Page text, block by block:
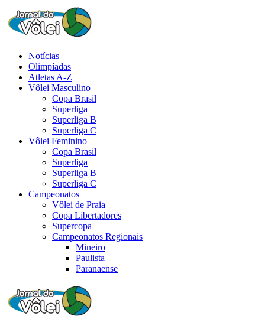
Notícias
Olimpíadas
Atletas A-Z
Vôlei Masculino
Copa Brasil
Superliga
Superliga B
Superliga C
Vôlei Feminino
Copa Brasil
Superliga
Superliga B
Superliga C
Campeonatos
Vôlei de Praia
Copa Libertadores
Supercopa
Campeonatos Regionais
Mineiro
Paulista
Paranaense